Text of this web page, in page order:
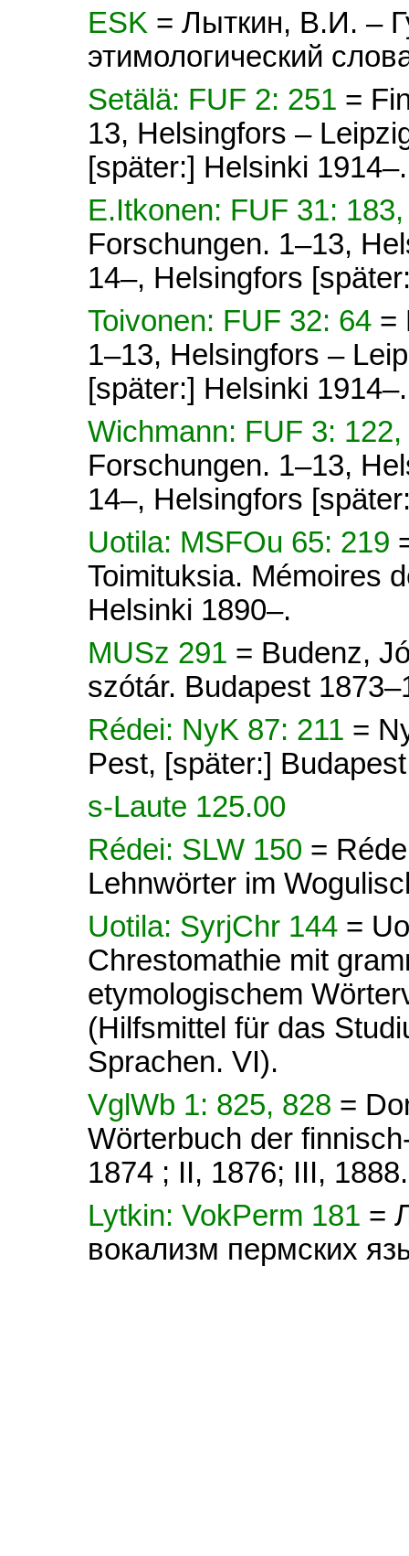
ESK = Лыткин, В.И. –
этимологический
Setälä: FUF 2: 251 =
13, Helsingfors –
[später:] Helsinki 1914–.
E.Itkonen: FUF 31:
Forschungen. 1–13,
14–, Helsingfors
Toivonen: FUF 32: 64 =
1–13, Helsingfors –
[später:] Helsinki 1914–.
Wichmann: FUF 3:
Forschungen. 1–13,
14–, Helsingfors
Uotila: MSFOu 65: 219
Toimituksia. Mémoires
Helsinki 1890–.
MUSz 291 = Budenz,
szótár. Budapest
Rédei: NyK 87: 211 =
Pest, [später:]
s-Laute 125.00
Rédei: SLW 150 =
Lehnwörter im
Uotila: SyrjChr 144 =
Chrestomathie mit
etymologischem
(Hilfsmittel für das
Sprachen. VI).
VglWb 1: 825, 828 =
Wörterbuch der
1874 ; II, 1876; III, 1888.
Lytkin: VokPerm 181 =
вокализм пермских